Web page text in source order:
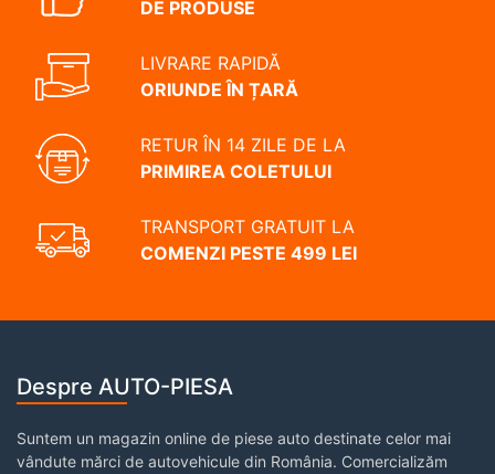
DE PRODUSE
LIVRARE RAPIDĂ
ORIUNDE ÎN ȚARĂ
RETUR ÎN 14 ZILE DE LA
PRIMIREA COLETULUI
TRANSPORT GRATUIT LA
COMENZI PESTE 499 LEI
Despre AUTO-PIESA
Suntem un magazin online de piese auto destinate celor mai
vândute mărci de autovehicule din România. Comercializăm